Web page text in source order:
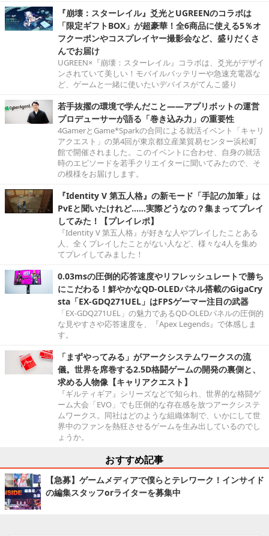
『崩壊：スターレイル』爻光とUGREENのコラボは
「限定ギフトBOX」が超豪華！全6商品に使える5％オ
フクーポンやコスプレイヤー撮影会など、盛りだくさ
んでお届け
UGREEN×『崩壊：スターレイル』コラボは、爻光がデザイ
ンされていて美しい！モバイルバッテリーや急速充電器な
ど、ゲームと一緒に使いたいデバイスがてんこ盛り
若手抜擢の環境で学んだこと――アプリボットの運営
プロデューサーが語る「巻き込み力」の重要性
4GamerとGame*Sparkの合同による就活イベント「キャリ
アクエスト」の第4回が東京都立産業貿易センター浜松町
館で開催されました。このイベントに合わせ、自身の就活
時のエピソードを若手クリエイターに聞いてみたので、そ
の模様をお届けします。
『Identity V 第五人格』の新モード「手記の加筆」は
PvEと聞いたけれど……実際どうなの？集まってプレイ
してみた！【プレイレポ】
『Identity V 第五人格』が好きな人やプレイしたことある
人、全くプレイしたことがない人など、様々な4人を集め
てプレイしてみました！
0.03msの圧倒的応答速度やリフレッシュレートで勝ち
にこだわる！鮮やかなQD-OLEDパネル搭載のGigaCry
sta「EX-GDQ271UEL」はFPSゲーマー注目の武器
「EX-GDQ271UEL」の魅力であるQD-OLEDパネルの圧倒的
な見やすさや応答速度を、『Apex Legends』で体感しま
す。
「まずやってみる」がアークシステムワークスの流
儀。世界を席巻する2.5D格闘ゲームの開発の裏側と、
求める人物像【キャリアクエスト】
『ギルティギア』シリーズなどで知られ、世界的な格闘ゲ
ーム大会「EVO」でも圧倒的な存在感を放つアークシステ
ムワークス。同社はどのような組織体制で、いかにして世
界中のファンを熱狂させるゲームを生み出しているのでし
ょうか。
おすすめ記事
【急募】ゲームメディアで僕らとテレワーク！インサイド
の編集スタッフorライターを募集中